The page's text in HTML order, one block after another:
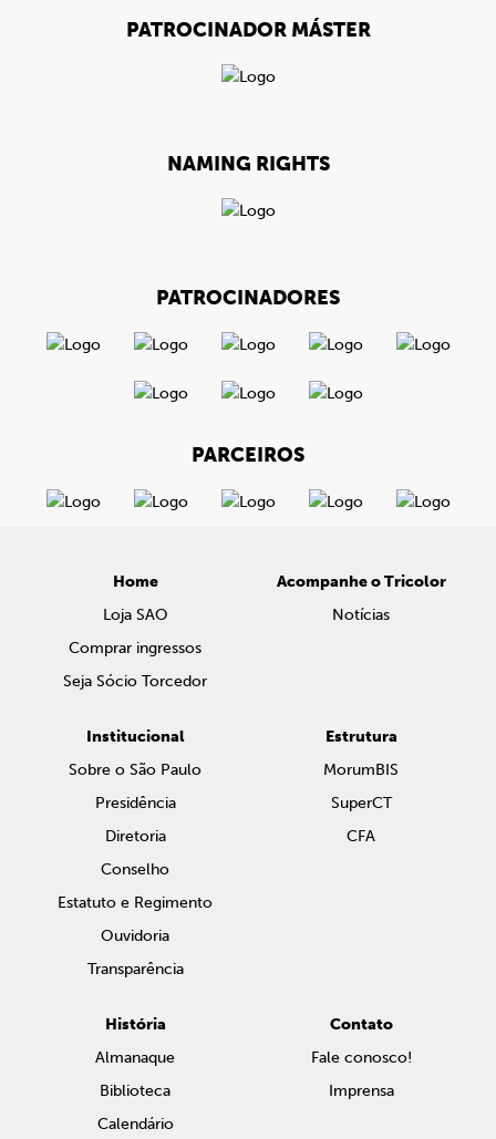
PATROCINADOR MÁSTER
NAMING RIGHTS
PATROCINADORES
PARCEIROS
Home
Loja SAO
Comprar ingressos
Seja Sócio Torcedor
Acompanhe o Tricolor
Notícias
Institucional
Sobre o São Paulo
Presidência
Diretoria
Conselho
Estatuto e Regimento
Ouvidoria
Transparência
Estrutura
MorumBIS
SuperCT
CFA
História
Almanaque
Biblioteca
Calendário
Contato
Fale conosco!
Imprensa